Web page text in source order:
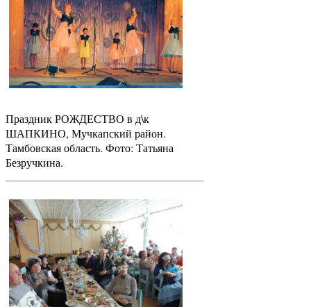
Праздник РОЖДЕСТВО в д\к
ШАПКИНО, Мучкапский район.
Тамбовская область. Фото: Татьяна
Безручкина.